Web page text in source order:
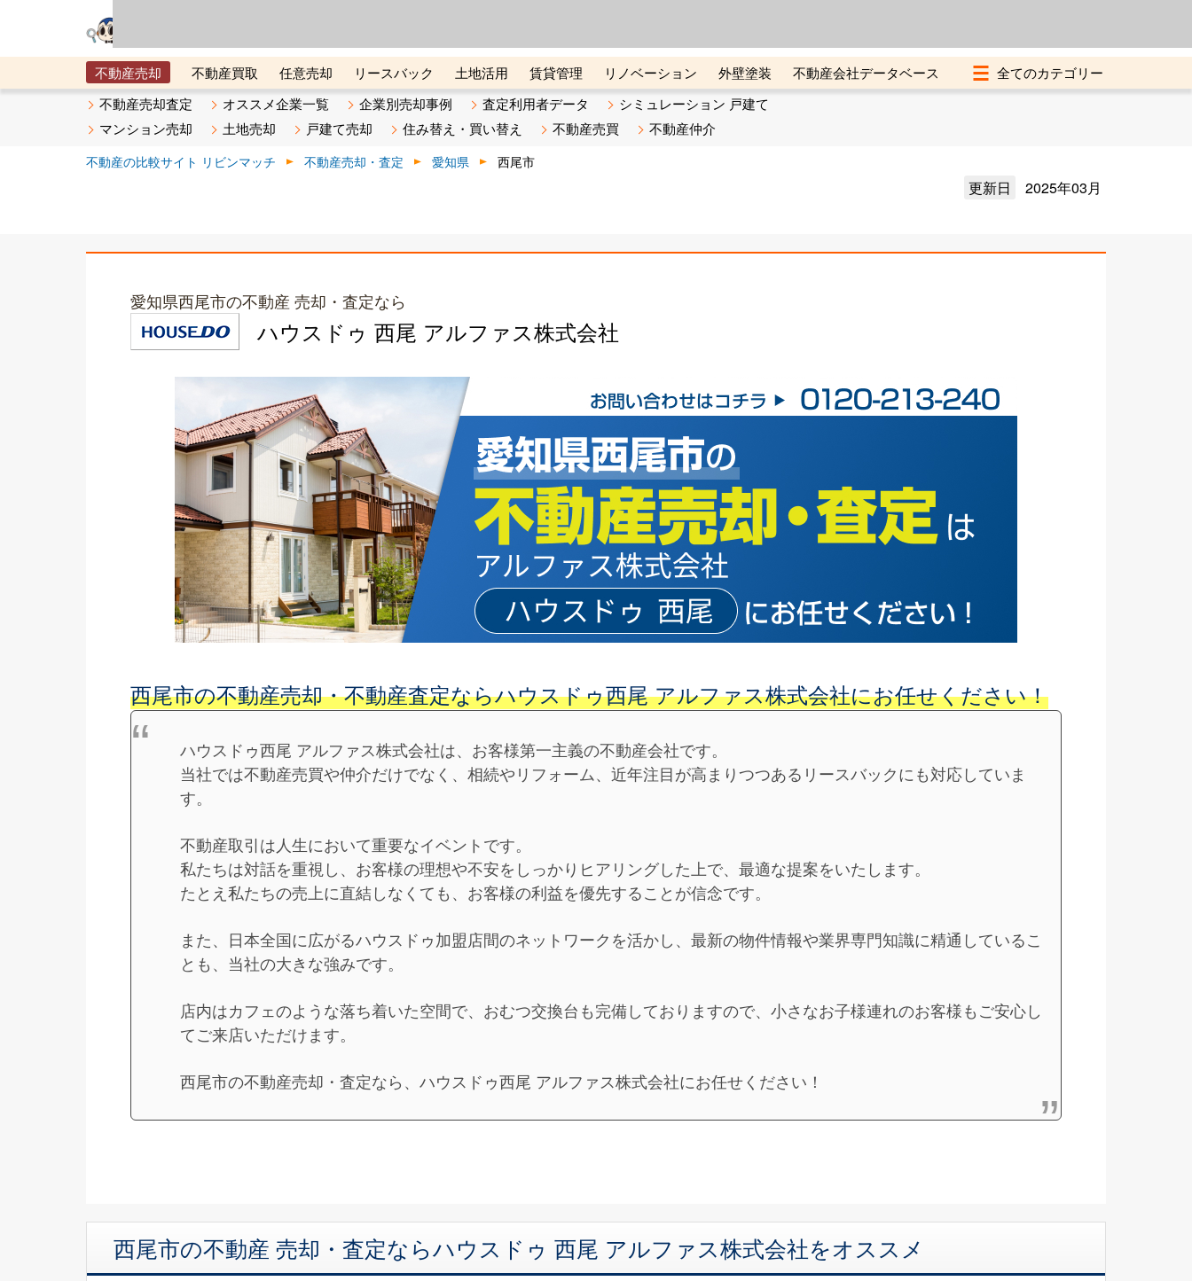
不動産売却 不動産買取 任意売却 リースバック 土地活用 賃貸管理 リノベーション 外壁塗装
不動産会社データベース
メタ住宅展示場
ベスト不動産カンパニー オンライン講座 リビンマガジンBiz 不動産売却ご相談デスク
不動産売却査定 オススメ企業一覧 企業別売却事例 査定利用者データ
シミュレーション 戸建て
マンション売却
土地売却 戸建て売却 住み替え・買い替え 不動産売買 不動産仲介
不動産の比較サイト リビンマッチ 不動産売却・査定 愛知県 西尾市
更新日 2025年03月
愛知県西尾市の不動産 売却・査定なら
ハウスドゥ 西尾 アルファス株式会社
西尾市の不動産売却・不動産査定ならハウスドゥ西尾 アルファス株式会社にお任せください！
ハウスドゥ西尾 アルファス株式会社は、お客様第一主義の不動産会社です。
当社では不動産売買や仲介だけでなく、相続やリフォーム、近年注目が高まりつつあるリースバックにも対応していま
す。
不動産取引は人生において重要なイベントです。
私たちは対話を重視し、お客様の理想や不安をしっかりヒアリングした上で、最適な提案をいたします。
たとえ私たちの売上に直結しなくても、お客様の利益を優先することが信念です。
また、日本全国に広がるハウスドゥ加盟店間のネットワークを活かし、最新の物件情報や業界専門知識に精通しているこ
とも、当社の大きな強みです。
店内はカフェのような落ち着いた空間で、おむつ交換台も完備しておりますので、小さなお子様連れのお客様もご安心し
てご来店いただけます。
西尾市の不動産売却・査定なら、ハウスドゥ西尾 アルファス株式会社にお任せください！
西尾市の不動産 売却・査定ならハウスドゥ 西尾 アルファス株式会社をオススメ